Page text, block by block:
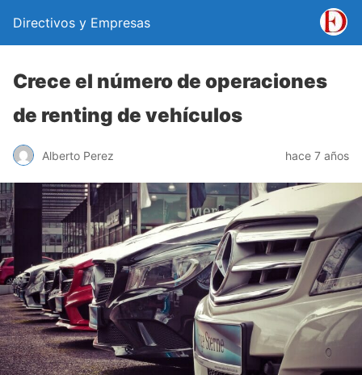
Directivos y Empresas
Crece el número de operaciones
de renting de vehículos
Alberto Perez hace 7 años